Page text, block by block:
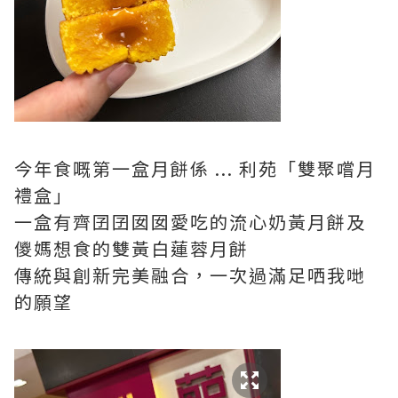
今年食嘅第一盒月餅係 ... 利苑「雙聚嚐月
禮盒」
一盒有齊囝囝囡囡愛吃的流心奶黃月餅及
儍媽想食的雙黃白蓮蓉月餅
傳統與創新完美融合，一次過滿足哂我哋
的願望